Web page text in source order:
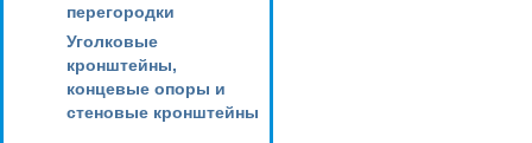
перегородки
Уголковые
кронштейны,
концевые опоры и
стеновые кронштейны